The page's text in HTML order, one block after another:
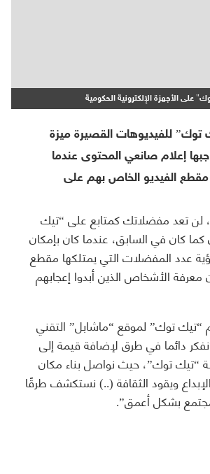
على الأجهزة الإلكترونية الحكومية
للفيديوهات القصيرة ميزة
إعلام صانعي المحتوى عندما
الفيديو الخاص بهم على
لن تعد مفضلاتك كمتابع على “تيك
كان في السابق، عندما كان بإمكان
عدد المفضلات التي يمتلكها مقطع
الأشخاص الذين أبدوا إعجابهم
توك” لموقع “ماشابل” التقني
دائما في طرق لإضافة قيمة إلى
“تيك توك”، حيث نواصل بناء مكان
ويقود الثقافة (..) نستكشف طرقًا
بشكل أعمق”.